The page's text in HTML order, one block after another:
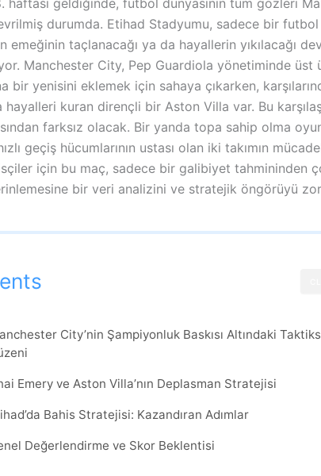
haftası geldiğinde, futbol dünyasının tüm gözleri
durumda. Etihad Stadyumu, sadece bir futbol
emeğinin taçlanacağı ya da hayallerin yıkılacağı
Manchester City, Pep Guardiola yönetiminde üst
bir yenisini eklemek için sahaya çıkarken,
hayalleri kuran dirençli bir Aston Villa var. Bu
farksız olacak. Bir yanda topa sahip olma
geçiş hücumlarının ustası olan iki takımın
için bu maç, sadece bir galibiyet tahmininden
bir veri analizini ve stratejik öngörüyü
City’nin Şampiyonluk Baskısı Altındaki
Emery ve Aston Villa’nın Deplasman Stratejisi
Bahis Stratejisi: Kazandıran Adımlar
Değerlendirme ve Skor Beklentisi